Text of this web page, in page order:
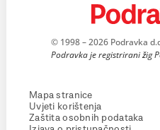
© 1998 – 2026 Podravka
Podravka je registrirani žig
Mapa stranice
Uvjeti korištenja
Zaštita osobnih podataka